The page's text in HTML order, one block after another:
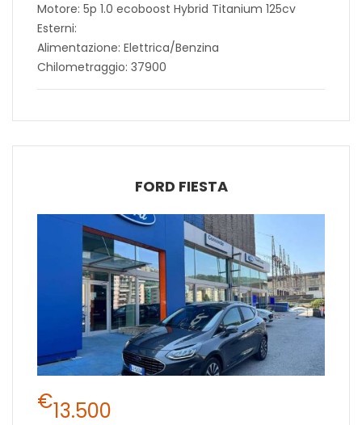
Motore: 5p 1.0 ecoboost Hybrid Titanium 125cv
Esterni:
Alimentazione: Elettrica/Benzina
Chilometraggio: 37900
FORD FIESTA
€13.500